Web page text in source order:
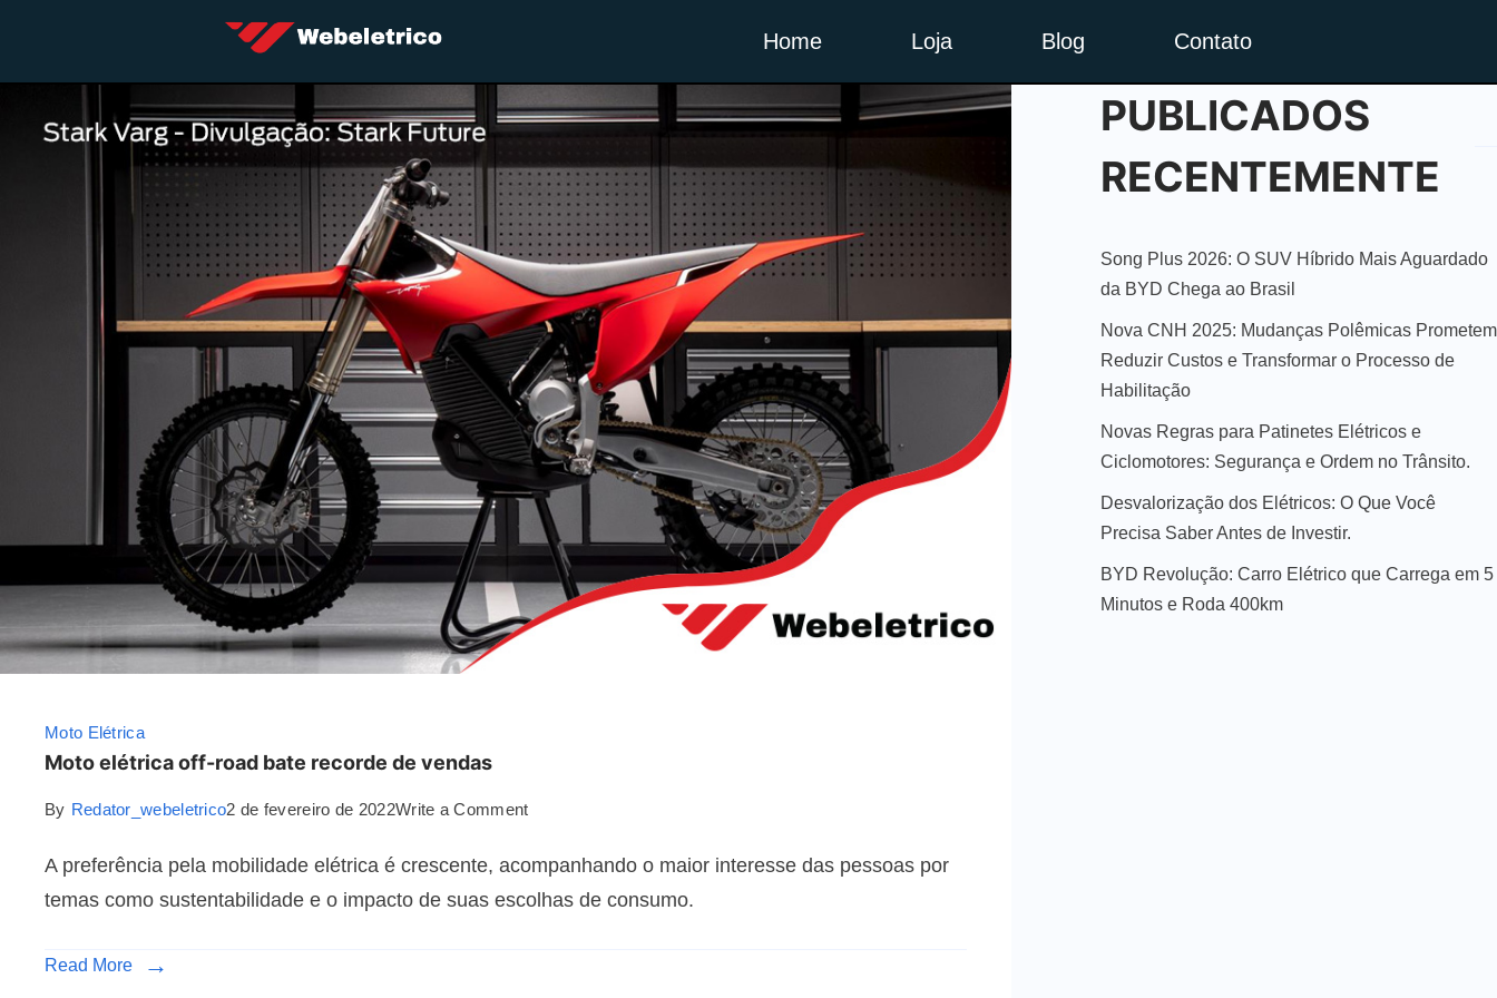
Home Loja Blog Contato
Moto Elétrica
Moto elétrica off-road bate recorde de vendas
By Redator_webeletrico2 de fevereiro de 2022Write a Comment
A preferência pela mobilidade elétrica é crescente, acompanhando o maior interesse das pessoas por
temas como sustentabilidade e o impacto de suas escolhas de consumo.
Read More
PUBLICADOS
RECENTEMENTE
Song Plus 2026: O SUV Híbrido Mais Aguardado
da BYD Chega ao Brasil
Nova CNH 2025: Mudanças Polêmicas Prometem
Reduzir Custos e Transformar o Processo de
Habilitação
Novas Regras para Patinetes Elétricos e
Ciclomotores: Segurança e Ordem no Trânsito.
Desvalorização dos Elétricos: O Que Você
Precisa Saber Antes de Investir.
BYD Revolução: Carro Elétrico que Carrega em 5
Minutos e Roda 400km